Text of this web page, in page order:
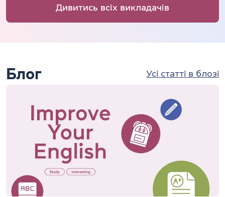
Дивитись всіх викладачів
Блог Усі статті в блозі